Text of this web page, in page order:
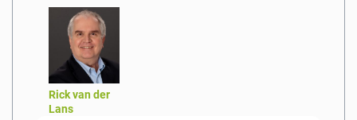
Rick van der
Lans